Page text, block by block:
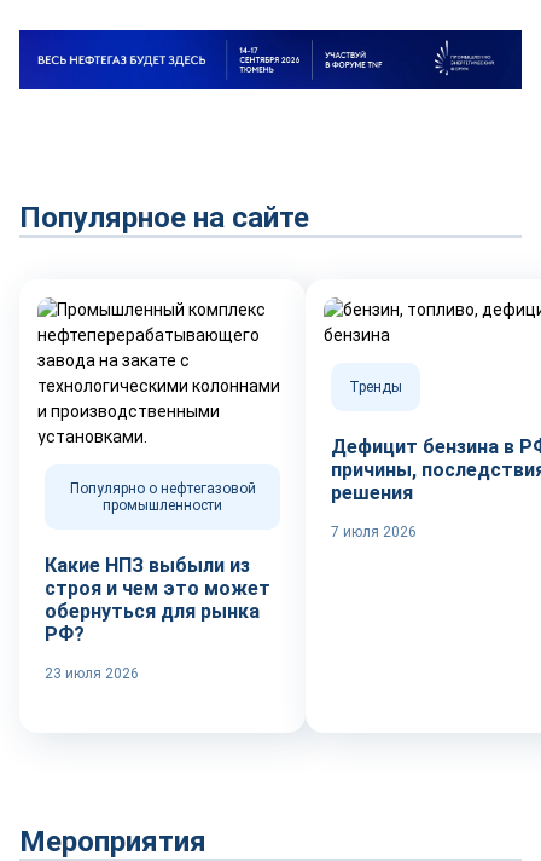
Популярное на сайте
Популярно о нефтегазовой
промышленности
Какие НПЗ выбыли из
строя и чем это может
обернуться для рынка
РФ?
23 июля 2026
Тренды
Дефицит бензина в
причины,
решения
7 июля 2026
Мероприятия